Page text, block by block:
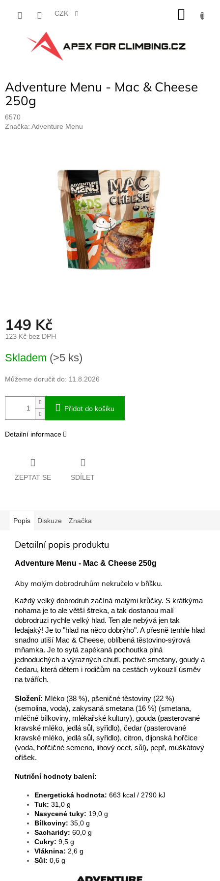
CZK
Adventure Menu - Mac & Cheese
250g
6570
Značka: Adventure Menu
149 Kč
123 Kč bez DPH
cena:
Skladem (>5 ks)
Můžeme doručit do: 11.8.2026
Přidat do košíku
Detailní informace
ZEPTAT SE SDÍLET
Popis Diskuze Značka
Detailní popis produktu
Adventure Menu - Mac & Cheese 250g
Aby malým dobrodruhům nekručelo v bříšku.
Každý velký dobrodruh začíná malými krůčky. S krátkýma
nohama je to ale větší štreka, a tak dostanou malí
dobrodruzi rychle velký hlad. Ten ale nebývá jen tak
ledajaký! Je to "hlad na něco dobrýho". A přesně tenhle hlad
snadno utiší Mac & Cheese, oblíbená těstovino-sýrová
mňamka. Je to sytá zapékaná pochoutka plná
jednoduchých a výrazných chutí, poctivé smetany, goudy a
čedaru, která dětem i rodičům na cestách vykouzlí úsměv
na tvářích.
Složení: Mléko (38 %), pšeničné těstoviny (22 %)
(semolina, voda), zakysaná smetana (16 %) (smetana,
mléčné bílkoviny, mlékařské kultury), gouda (pasterované
kravské mléko, jedlá sůl, syřidlo), čedar (pasterované
kravské mléko, jedlá sůl, syřidlo), citron, dijonská hořčice
(voda, hořčičné semeno, lihový ocet, sůl), pepř, muškátový
oříšek.
Nutriční hodnoty balení:
Energetická hodnota: 663 kcal / 2790 kJ
Tuk: 31,0 g
Nasycené tuky: 19,0 g
Bílkoviny: 35,0 g
Sacharidy: 60,0 g
Cukry: 9,5 g
Vláknina: 2,6 g
Sůl: 0,6 g